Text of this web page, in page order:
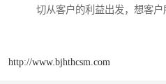
切从客户的利益出发，想客户
http://www.bjhthcsm.com